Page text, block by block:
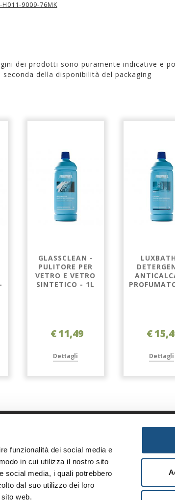
funzionalità dei social media e
in cui utilizza il nostro sito
social media, i quali potrebbero
dal suo utilizzo dei loro
web.
H011-9009-76MK
dei prodotti sono puramente indicative e
seconda della disponibilità del packaging
GLASSCLEAN -
PULITORE PER
VETRO E VETRO
SINTETICO - 1L
€ 11,49
Dettagli
€
Dettagli
Chi siamo
I nostri brand
Eventi